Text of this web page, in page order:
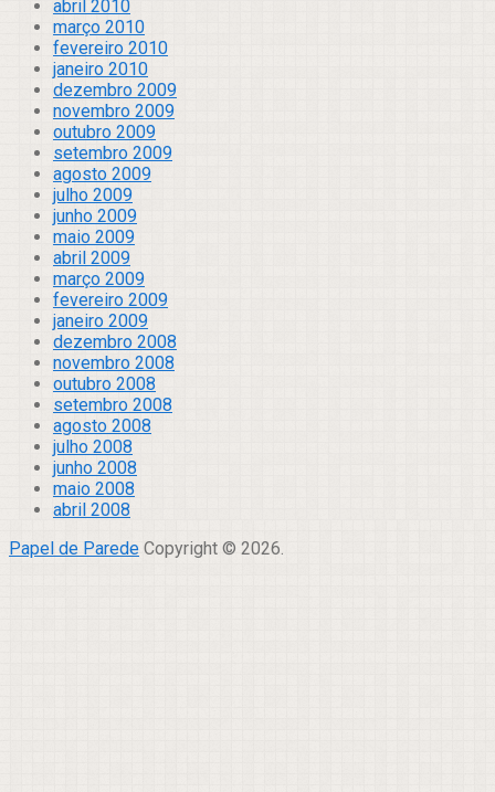
abril 2010
março 2010
fevereiro 2010
janeiro 2010
dezembro 2009
novembro 2009
outubro 2009
setembro 2009
agosto 2009
julho 2009
junho 2009
maio 2009
abril 2009
março 2009
fevereiro 2009
janeiro 2009
dezembro 2008
novembro 2008
outubro 2008
setembro 2008
agosto 2008
julho 2008
junho 2008
maio 2008
abril 2008
Papel de Parede Copyright © 2026.